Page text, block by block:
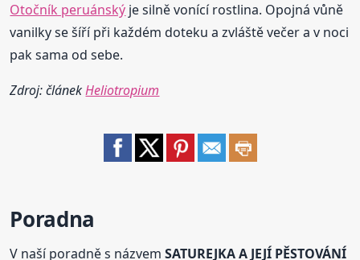
Otočník peruánský je silně vonící rostlina. Opojná vůně
vanilky se šíří při každém doteku a zvláště večer a v noci
pak sama od sebe.
Zdroj: článekHeliotropium
Poradna
V naší poradně s názvemSATUREJKA A JEJÍ PĚSTOVÁNÍ